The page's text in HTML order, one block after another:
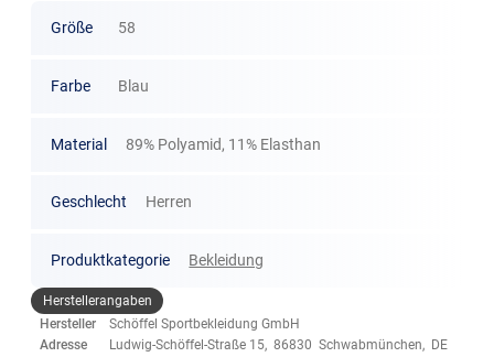
Größe 58
Farbe Blau
Material 89% Polyamid, 11% Elasthan
Geschlecht Herren
Produktkategorie Bekleidung
Herstellerangaben
Hersteller
Schöffel Sportbekleidung GmbH
Adresse
Ludwig-Schöffel-Straße 15, 86830 Schwabmünchen, DE